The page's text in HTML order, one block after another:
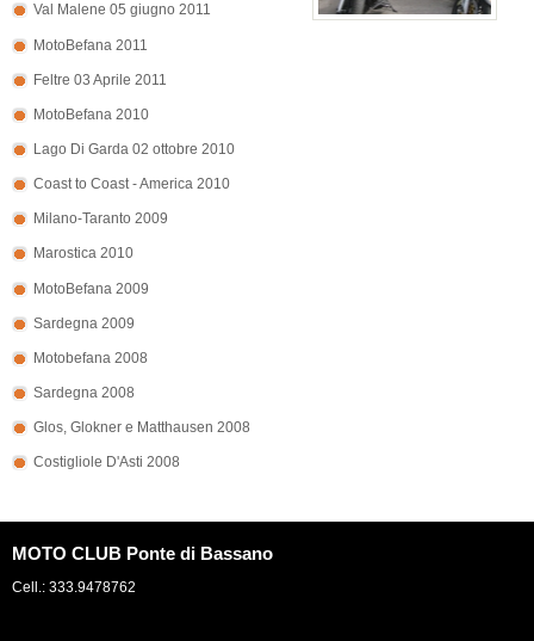
Val Malene 05 giugno 2011
MotoBefana 2011
Feltre 03 Aprile 2011
MotoBefana 2010
Lago Di Garda 02 ottobre 2010
Coast to Coast - America 2010
Milano-Taranto 2009
Marostica 2010
MotoBefana 2009
Sardegna 2009
Motobefana 2008
Sardegna 2008
Glos, Glokner e Matthausen 2008
Costigliole D'Asti 2008
MOTO CLUB Ponte di Bassano
Cell.: 333.9478762